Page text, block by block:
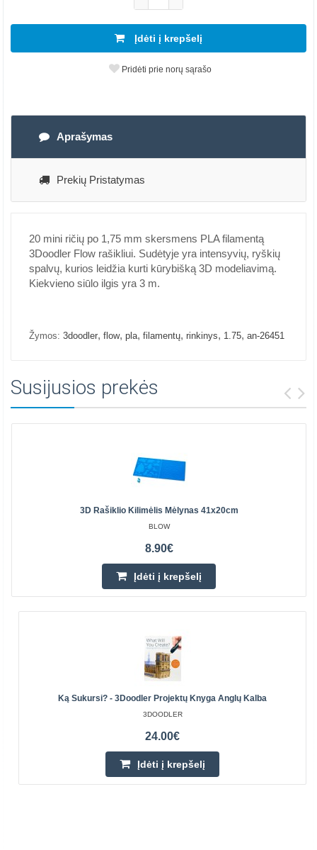
Įdėti į krepšelį
Pridėti prie norų sąrašo
Aprašymas
Prekių Pristatymas
20 mini ričių po 1,75 mm skersmens PLA filamentą
3Doodler Flow rašikliui. Sudėtyje yra intensyvių, ryškių
spalvų, kurios leidžia kurti kūrybišką 3D modeliavimą.
Kiekvieno siūlo ilgis yra 3 m.
Žymos: 3doodler, flow, pla, filamentų, rinkinys, 1.75, an-26451
Susijusios prekės
3D Rašiklio Kilimėlis Mėlynas 41x20cm
BLOW
8.90€
Įdėti į krepšelį
Ką Sukursi? - 3Doodler Projektų Knyga Anglų Kalba
3DOODLER
24.00€
Įdėti į krepšelį